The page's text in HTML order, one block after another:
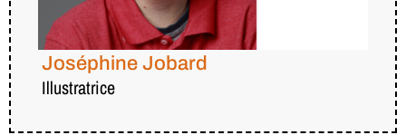
Joséphine Jobard
Illustratrice